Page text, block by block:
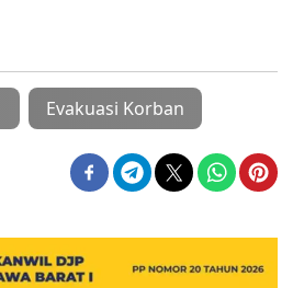
Evakuasi Korban